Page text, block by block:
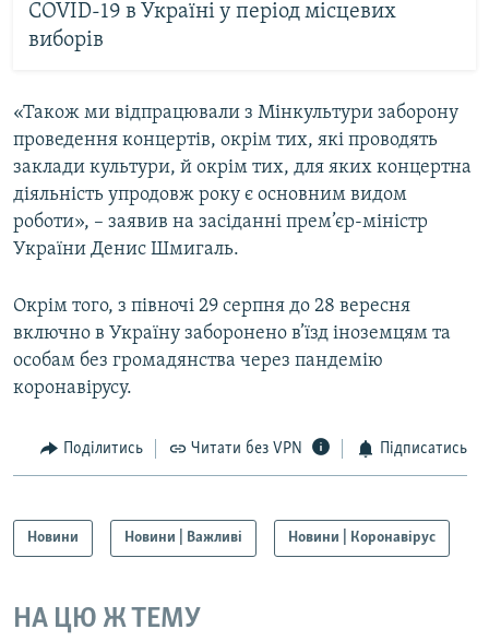
COVID-19 в Україні у період місцевих
виборів
«Також ми відпрацювали з Мінкультури заборону
проведення концертів, окрім тих, які проводять
заклади культури, й окрім тих, для яких концертна
діяльність упродовж року є основним видом
роботи», – заявив на засіданні прем’єр-міністр
України Денис Шмигаль.
Окрім того, з півночі 29 серпня до 28 вересня
включно в Україну заборонено в’їзд іноземцям та
особам без громадянства через пандемію
коронавірусу.
Поділитись Читати без VPN Підписатись
Новини Новини | Важливі Новини | Коронавірус
НА ЦЮ Ж ТЕМУ